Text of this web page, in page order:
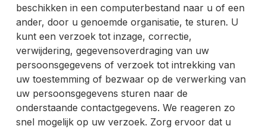
beschikken in een computerbestand naar u of een
ander, door u genoemde organisatie, te sturen. U
kunt een verzoek tot inzage, correctie,
verwijdering, gegevensoverdraging van uw
persoonsgegevens of verzoek tot intrekking van
uw toestemming of bezwaar op de verwerking van
uw persoonsgegevens sturen naar de
onderstaande contactgegevens. We reageren zo
snel mogelijk op uw verzoek. Zorg ervoor dat u